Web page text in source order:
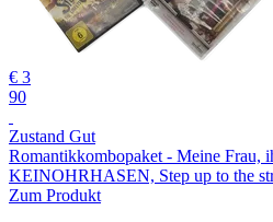
€ 3
90
Zustand Gut
Romantikkombopaket - Meine Frau,
KEINOHRHASEN, Step up to the
Zum Produkt